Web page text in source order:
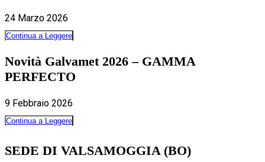
24 Marzo 2026
Continua a Leggere
Novità Galvamet 2026 – GAMMA
PERFECTO
9 Febbraio 2026
Continua a Leggere
SEDE DI VALSAMOGGIA (BO)